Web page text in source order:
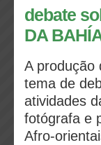
debate
DA
A produção
tema de
atividades
fotógrafa e
Afro-